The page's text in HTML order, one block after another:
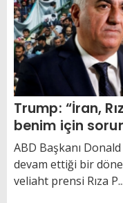
Trump: “İran,
benim için
ABD Başkanı
devam ettiği bir
veliaht prensi Rıza P...